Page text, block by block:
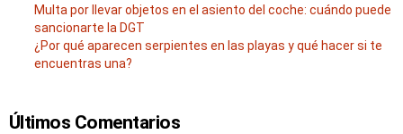
Multa por llevar objetos en el asiento del coche: cuándo puede
sancionarte la DGT
¿Por qué aparecen serpientes en las playas y qué hacer si te
encuentras una?
Últimos Comentarios